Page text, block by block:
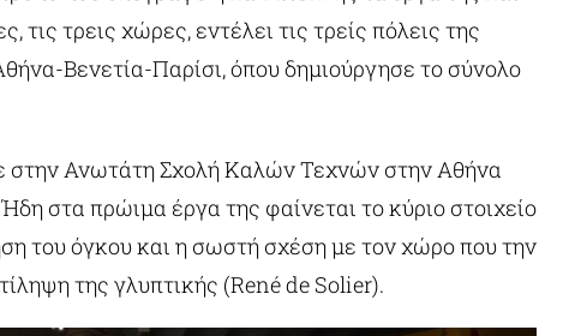
τις τρεις χώρες, εντέλει τις τρείς πόλεις της
Βενετία-Παρίσι, όπου δημιούργησε το σύνολο
στην Ανωτάτη Σχολή Καλών Τεχνών στην Αθήνα
στα πρώιμα έργα της φαίνεται το κύριο στοιχείο
του όγκου και η σωστή σχέση με τον χώρο που την
της γλυπτικής (René de Solier).